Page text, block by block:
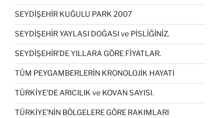
SEYDİŞEHİR KUĞULU PARK 2007
SEYDİŞEHİR YAYLASI DOĞASI ve PİSLİĞİNİZ.
SEYDİŞEHİR’DE YILLARA GÖRE FİYATLAR.
TÜM PEYGAMBERLERİN KRONOLOJİK HAYATI
TÜRKİYE’DE ARICILIK ve KOVAN SAYISI.
TÜRKİYE’NİN BÖLGELERE GÖRE RAKIMLARI